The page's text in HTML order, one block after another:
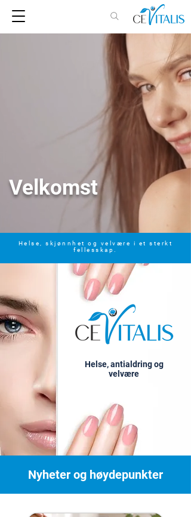
Velkomst
Helse, skjønnhet og velvære i et sterkt
fellesskap.
Helse, antialdring og
velvære
Nyheter og høydepunkter